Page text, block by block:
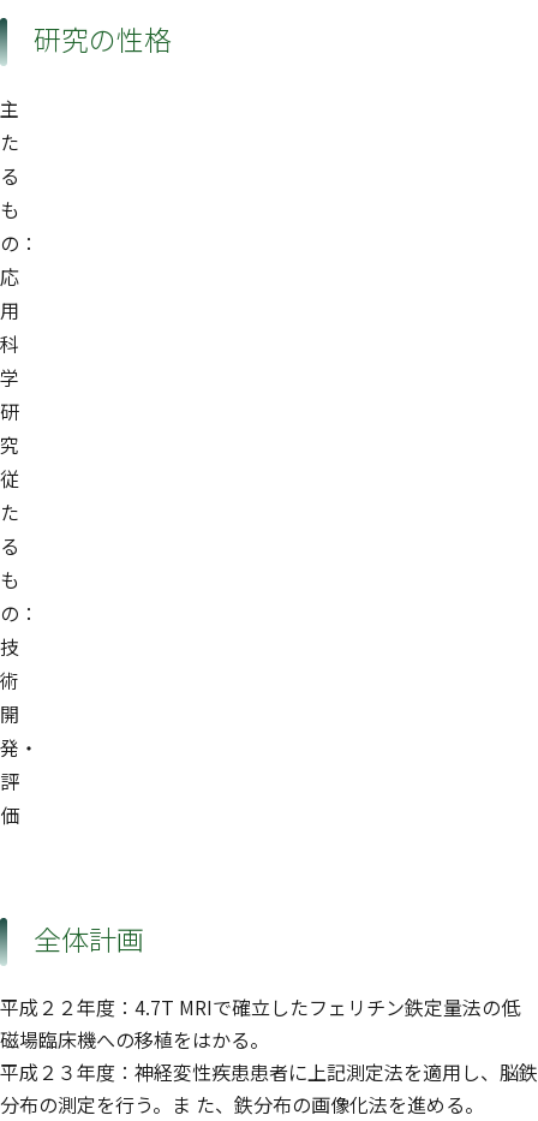
研究の性格
主
た
る
も
の：
応
用
科
学
研
究
従
た
る
も
の：
技
術
開
発・
評
価
全体計画
平成２２年度：4.7T MRIで確立したフェリチン鉄定量法の低
磁場臨床機への移植をはかる。
平成２３年度：神経変性疾患患者に上記測定法を適用し、脳鉄
分布の測定を行う。ま た、鉄分布の画像化法を進める。